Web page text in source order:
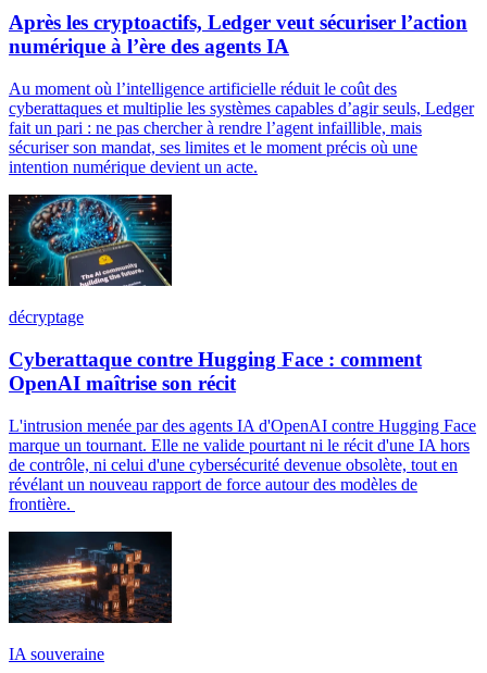
Après les cryptoactifs, Ledger veut sécuriser l’action
numérique à l’ère des agents IA
Au moment où l’intelligence artificielle réduit le coût des
cyberattaques et multiplie les systèmes capables d’agir seuls, Ledger
fait un pari : ne pas chercher à rendre l’agent infaillible, mais
sécuriser son mandat, ses limites et le moment précis où une
intention numérique devient un acte.
décryptage
Cyberattaque contre Hugging Face : comment
OpenAI maîtrise son récit
L'intrusion menée par des agents IA d'OpenAI contre Hugging Face
marque un tournant. Elle ne valide pourtant ni le récit d'une IA hors
de contrôle, ni celui d'une cybersécurité devenue obsolète, tout en
révélant un nouveau rapport de force autour des modèles de
frontière.
IA souveraine